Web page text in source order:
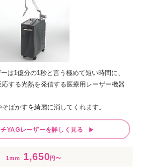
は1億分の1秒と言う極めて短い時間に、
する光熱を発信する医療用レーザー機器
ばかすを綺麗に消してくれます。
YAGレーザーを詳しく見る
1mm 1,650円〜